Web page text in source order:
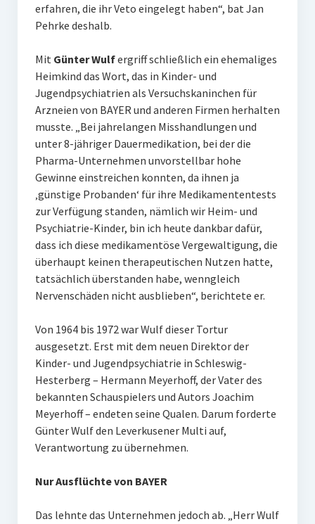
erfahren, die ihr Veto eingelegt haben“, bat Jan
Pehrke deshalb.
Mit Günter Wulfergriff schließlich ein ehemaliges
Heimkind das Wort, das in Kinder- und
Jugendpsychiatrien als Versuchskaninchen für
Arzneien von BAYER und anderen Firmen herhalten
musste. „Bei jahrelangen Misshandlungen und
unter 8-jähriger Dauermedikation, bei der die
Pharma-Unternehmen unvorstellbar hohe
Gewinne einstreichen konnten, da ihnen ja
‚günstige Probanden‘ für ihre Medikamententests
zur Verfügung standen, nämlich wir Heim- und
Psychiatrie-Kinder, bin ich heute dankbar dafür,
dass ich diese medikamentöse Vergewaltigung, die
überhaupt keinen therapeutischen Nutzen hatte,
tatsächlich überstanden habe, wenngleich
Nervenschäden nicht ausblieben“, berichtete er.
Von 1964 bis 1972 war Wulf dieser Tortur
ausgesetzt. Erst mit dem neuen Direktor der
Kinder- und Jugendpsychiatrie in Schleswig-
Hesterberg – Hermann Meyerhoff, der Vater des
bekannten Schauspielers und Autors Joachim
Meyerhoff – endeten seine Qualen. Darum forderte
Günter Wulf den Leverkusener Multi auf,
Verantwortung zu übernehmen.
Nur Ausflüchte von BAYER
Das lehnte das Unternehmen jedoch ab. „Herr Wulf